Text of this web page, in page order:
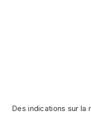
Des indications sur la